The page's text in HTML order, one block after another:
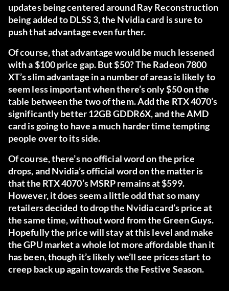
updates being centered around Ray Reconstruction
being added to DLSS 3, the Nvidia card is sure to
push that advantage even further.
Of course, that advantage would be much lessened
with a $100 price gap. But $50? The Radeon 7800
XT’s slim advantage in a number of areas is likely to
seem less important when there’s only $50 on the
table between the two of them. Add the RTX 4070’s
significantly better 12GB GDDR6X, and the AMD
card is going to have a much harder time tempting
people over to its side.
Of course, there’s no official word on the price
drops, and Nvidia’s official word on the matter is
that the RTX 4070’s MSRP remains at $599.
However, it does seem a little odd that so many
retailers decided to drop the Nvidia card’s price at
the same time, without word from the Green Guys.
Hopefully the price will stay at this level and make
the GPU market a whole lot more affordable than it
has been, though it’s likely we’ll see prices start to
creep back up again towards the Festive Season.